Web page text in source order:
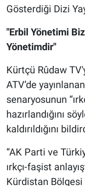
"Erbil Yönetimi
Yönetimdir"
Kürtçü Rûdaw
ATV’de
senaryosunun
hazırlandığını
kaldırıldığını
“AK Parti ve
ırkçı-faşist
Kürdistan Bölgesi